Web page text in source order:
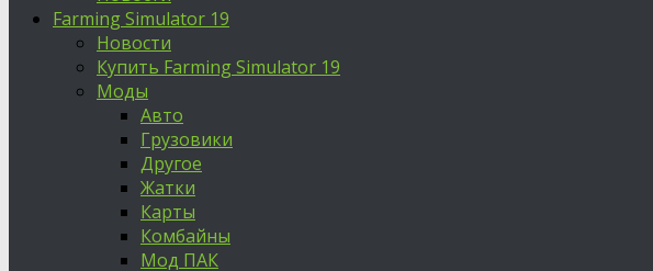
Farming Simulator 19
Новости
Купить Farming Simulator 19
Моды
Авто
Грузовики
Другое
Жатки
Карты
Комбайны
Мод ПАК